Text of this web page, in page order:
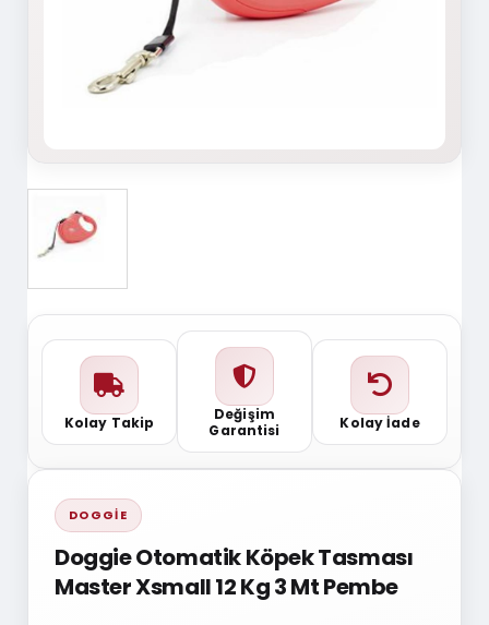
Kolay Takip
Değişim
Garantisi
Kolay İade
DOGGIE
Doggie Otomatik Köpek Tasması
Master Xsmall 12 Kg 3 Mt Pembe